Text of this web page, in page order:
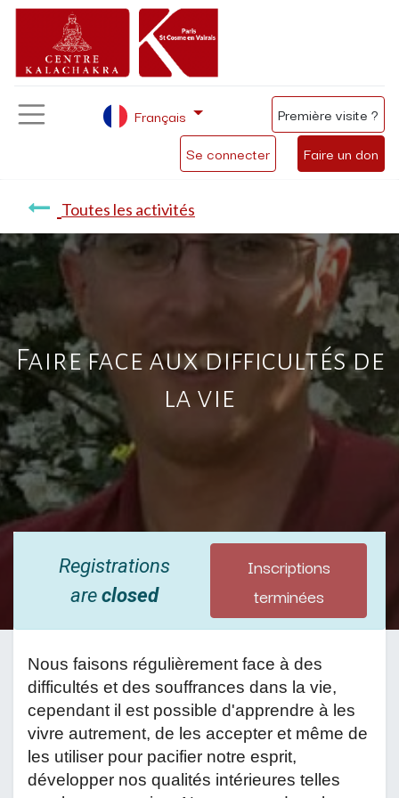
Se connecter Faire un don
Français Première visite ?
Toutes les activités
Faire face aux difficultés de
la vie
Registrations
areclosed
Inscriptions
terminées
Nous faisons régulièrement face à des
difficultés et des souffrances dans la vie,
cependant il est possible d'apprendre à les
vivre autrement, de les accepter et même de
les utiliser pour pacifier notre esprit,
développer nos qualités intérieures telles